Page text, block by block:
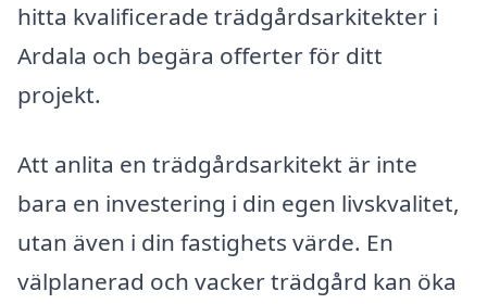
hitta kvalificerade trädgårdsarkitekter i
Ardala och begära offerter för ditt
projekt.
Att anlita en trädgårdsarkitekt är inte
bara en investering i din egen livskvalitet,
utan även i din fastighets värde. En
välplanerad och vacker trädgård kan öka